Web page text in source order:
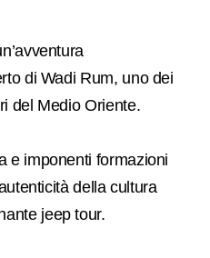
di Wadi Rum, uno dei
del Medio Oriente.
e imponenti formazioni
della cultura
jeep tour.